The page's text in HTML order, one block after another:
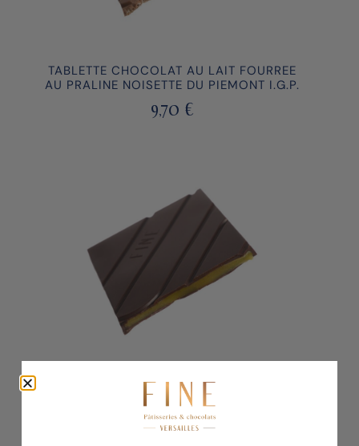
TABLETTE CHOCOLAT AU LAIT FOURREE
AU PRALINE NOISETTE DU PIEMONT I.G.P.
9,70 €
CARAMEL MANGUE PASSION
9,70€